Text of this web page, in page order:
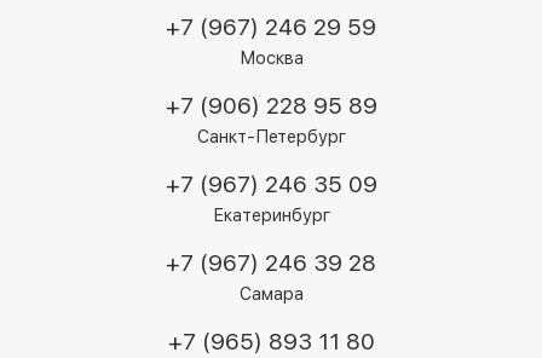
+7 (967) 246 29 59
Москва
+7 (906) 228 95 89
Санкт-Петербург
+7 (967) 246 35 09
Екатеринбург
+7 (967) 246 39 28
Самара
+7 (965) 893 11 80